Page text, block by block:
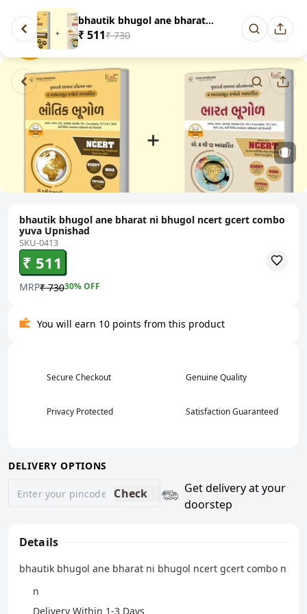
bhautik bhugol ane bharat ni b...
₹ 511₹ 730
bhautik bhugol ane bharat ni bhugol ncert gcert combo
yuva Upnishad
SKU-0413
₹ 511
MRP₹ 73030% OFF
You will earn 10 points from this product
Secure Checkout Genuine Quality
Privacy Protected Satisfaction Guaranteed
DELIVERY OPTIONS
Check
Get delivery at your
doorstep
Details
bhautik bhugol ane bharat ni bhugol ncert gcert combo n
n
Delivery Within 1-3 Days